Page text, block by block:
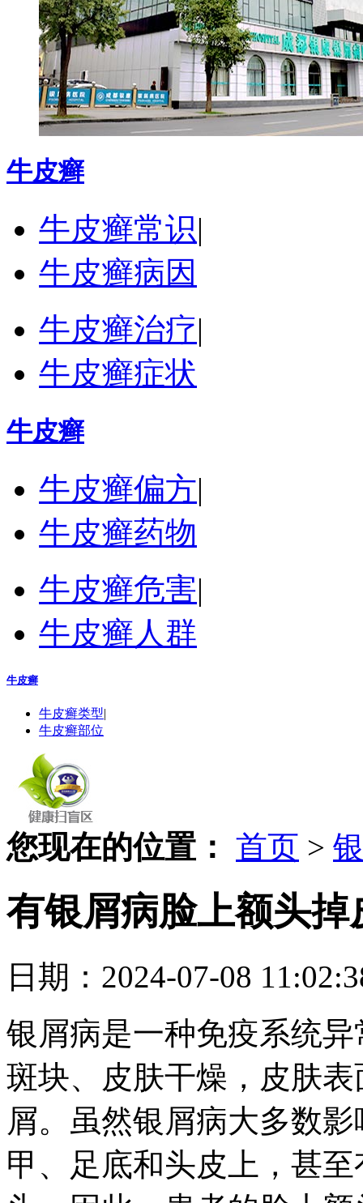
牛皮癣
牛皮癣常识|
牛皮癣病因
牛皮癣治疗|
牛皮癣症状
牛皮癣
牛皮癣偏方|
牛皮癣药物
牛皮癣危害|
牛皮癣人群
牛皮癣
牛皮癣类型|
牛皮癣部位
您现在的位置： 首页 >
有银屑病脸上额头掉
日期：2024-07-08
银屑病是一种免疫系统
斑块、皮肤干燥，皮肤
屑。虽然银屑病大多数
甲、足底和头皮上，甚